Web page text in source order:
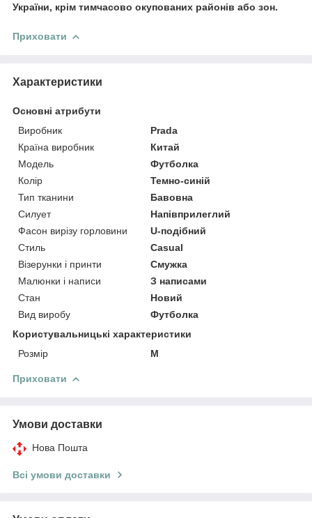
України, крім тимчасово окупованих районів або зон.
Приховати
Характеристики
Основні атрибути
Виробник
Prada
Країна виробник
Китай
Модель
Футболка
Колір
Темно-синій
Тип тканини
Бавовна
Силует
Напівприлеглий
Фасон вирізу горловини
U-подібний
Стиль
Casual
Візерунки і принти
Смужка
Малюнки і написи
З написами
Стан
Новий
Вид виробу
Футболка
Користувальницькі характеристики
Розмір
M
Приховати
Умови доставки
Нова Пошта
Всі умови доставки